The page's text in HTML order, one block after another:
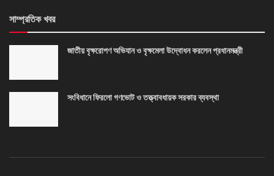
সাম্প্রতিক খবর
জাতীয় বৃক্ষরোপণ অভিযান ও বৃক্ষমেলা উদ্বোধন করলেন প্রধানমন্ত্রী
সংবিধানে ফিরলো গণভোট ও তত্ত্বাবধায়ক সরকার ব্যবস্থা